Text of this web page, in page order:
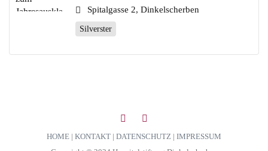
Spitalgasse 2, Dinkelscherben
Silverster
HOME | KONTAKT | DATENSCHUTZ | IMPRESSUM